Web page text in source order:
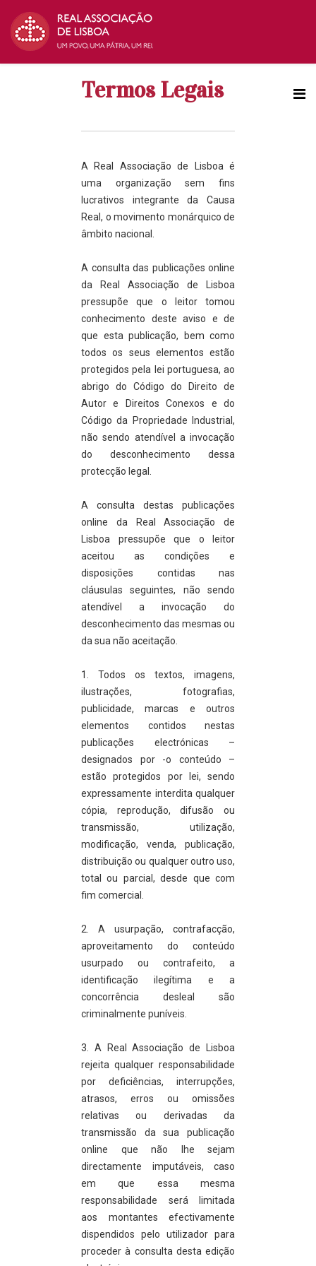
Termos Legais
A Real Associação de Lisboa é
uma organização sem fins
lucrativos integrante da Causa
Real, o movimento monárquico de
âmbito nacional.
A consulta das publicações online
da Real Associação de Lisboa
pressupõe que o leitor tomou
conhecimento deste aviso e de
que esta publicação, bem como
todos os seus elementos estão
protegidos pela lei portuguesa, ao
abrigo do Código do Direito de
Autor e Direitos Conexos e do
Código da Propriedade Industrial,
não sendo atendível a invocação
do desconhecimento dessa
protecção legal.
A consulta destas publicações
online da Real Associação de
Lisboa pressupõe que o leitor
aceitou as condições e
disposições contidas nas
cláusulas seguintes, não sendo
atendível a invocação do
desconhecimento das mesmas ou
da sua não aceitação.
1. Todos os textos, imagens,
ilustrações, fotografias,
publicidade, marcas e outros
elementos contidos nestas
publicações electrónicas –
designados por -o conteúdo –
estão protegidos por lei, sendo
expressamente interdita qualquer
cópia, reprodução, difusão ou
transmissão, utilização,
modificação, venda, publicação,
distribuição ou qualquer outro uso,
total ou parcial, desde que com
fim comercial.
2. A usurpação, contrafacção,
aproveitamento do conteúdo
usurpado ou contrafeito, a
identificação ilegítima e a
concorrência desleal são
criminalmente puníveis.
3. A Real Associação de Lisboa
rejeita qualquer responsabilidade
por deficiências, interrupções,
atrasos, erros ou omissões
relativas ou derivadas da
transmissão da sua publicação
online que não lhe sejam
directamente imputáveis, caso
em que essa mesma
responsabilidade será limitada
aos montantes efectivamente
dispendidos pelo utilizador para
proceder à consulta desta edição